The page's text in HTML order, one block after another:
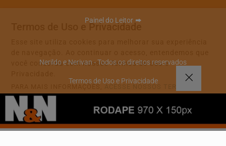
Painel do Leitor
Nerildo e Nerivan - Todos os direitos reservados
Termos de Uso e Privacidade
Termos de Uso e Privacidade
você concorda com nossos Termos de Uso e
CLICANDO AQUI
PROSSEGUIR